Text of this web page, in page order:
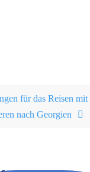
für das Reisen mit
nach Georgien